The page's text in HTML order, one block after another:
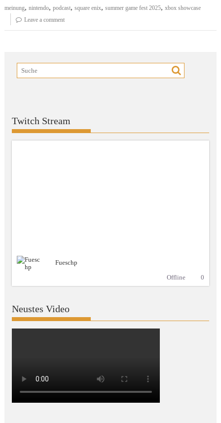
meinung,nintendo,podcast,square enix,summer game fest 2025,xbox showcase
Leave a comment
Twitch Stream
Fueschp
Offline
0
Neustes Video